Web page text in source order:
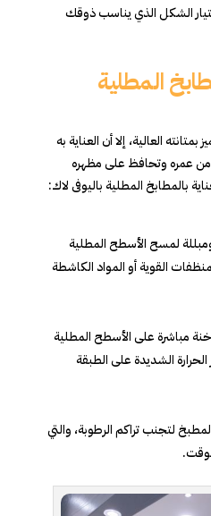
الشكل الذي يناسب ذوقك
المطلية
العالية، إلا أن العناية به
عمره وتحافظ على مظهره
بالمطابخ المطلية باليوفى لاك:
لمسح الأسطح المطلية
القوية أو المواد الكاشطة
مباشرة على الأسطح المطلية
الشديدة على الطبقة
لتجنب تراكم الرطوبة، والتي